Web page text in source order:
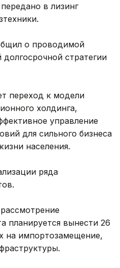
в лизинг
о проводимой
стратегии
переход к модели
холдинга,
управление
для сильного бизнеса
населения.
ряда
планируется вынести 26
на импортозамещение,